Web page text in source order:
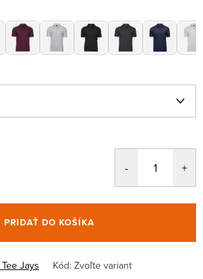
PRIDAŤ DO KOŠÍKA
Tee Jays Kód: Zvoľte variant